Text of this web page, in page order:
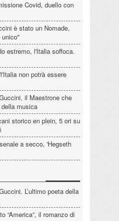
Covid, duello con
è stato un Nomade,
estremo, l'Italia soffoca.
non potrà essere
il Maestrone che
musica
storico en plein, 5 ori su
a secco, 'Hegseth
L’ultimo poeta della
“America”, il romanzo di